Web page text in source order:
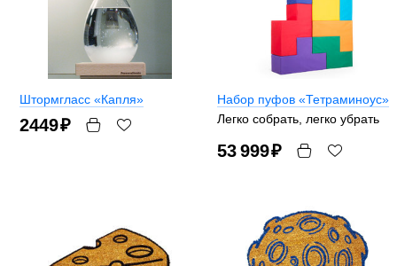
Штормгласс «Капля»
2449₽
Набор пуфов «Тетраминоус»
Легко собрать, легко убрать
53 999₽